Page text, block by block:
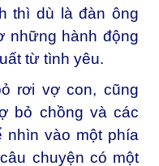
thì dù là đàn ông
những hành động
từ tình yêu.
rơi vợ con, cũng
bỏ chồng và các
nhìn vào một phía
chuyện có một